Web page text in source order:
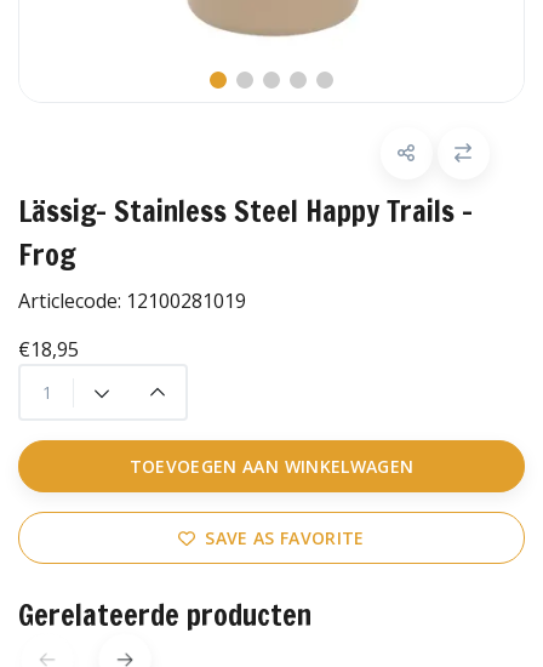
Lässig- Stainless Steel Happy Trails -
Frog
Articlecode: 12100281019
€18,95
TOEVOEGEN AAN WINKELWAGEN
SAVE AS FAVORITE
Gerelateerde producten